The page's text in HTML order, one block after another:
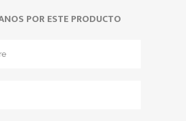
POR ESTE PRODUCTO